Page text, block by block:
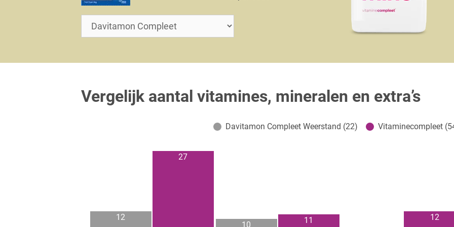
Vergelijk aantal vitamines, mineralen en extra’s
Davitamon Compleet Weerstand (22) Vitaminecompleet
12
27
10 11 12